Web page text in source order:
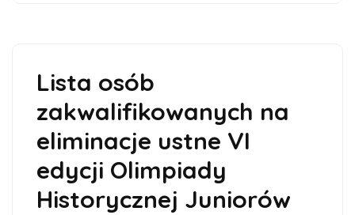
Lista osób
zakwalifikowanych na
eliminacje ustne VI
edycji Olimpiady
Historycznej Juniorów